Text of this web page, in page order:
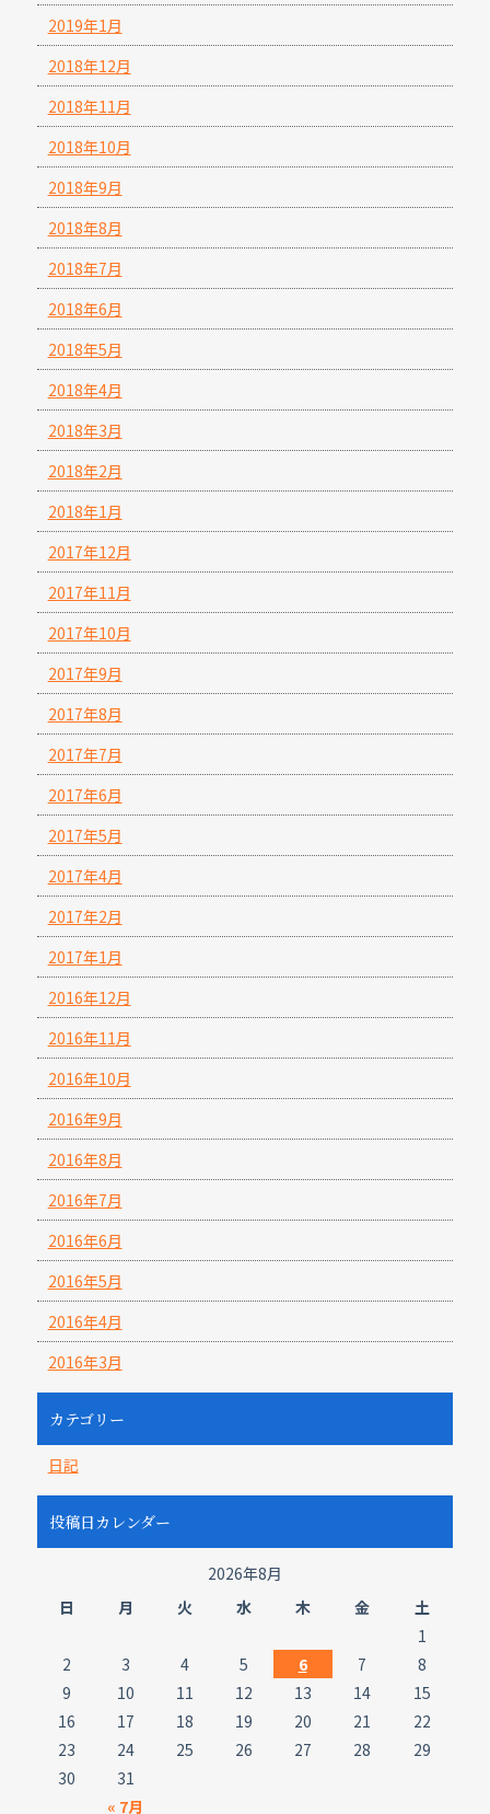
2019年1月
2018年12月
2018年11月
2018年10月
2018年9月
2018年8月
2018年7月
2018年6月
2018年5月
2018年4月
2018年3月
2018年2月
2018年1月
2017年12月
2017年11月
2017年10月
2017年9月
2017年8月
2017年7月
2017年6月
2017年5月
2017年4月
2017年2月
2017年1月
2016年12月
2016年11月
2016年10月
2016年9月
2016年8月
2016年7月
2016年6月
2016年5月
2016年4月
2016年3月
カテゴリー
日記
投稿日カレンダー
2026年8月
日
月 火 水 木 金 土
« 7月
1
2
3 4 5 6 7
8
9
10 11 12 13 14
15
16
17 18 19 20 21
22
23
24 25 26 27 28
29
30
31